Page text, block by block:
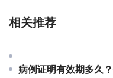
相关推荐
病例证明有效期多久